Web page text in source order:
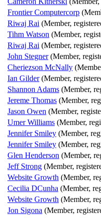
Frontier Computercorp
Riwaj Rai (Member,
Tihm Watson (Member,
Riwaj Rai (Member,
John Stegner (Member,
Cheriezson McNally
Ian Gilder (Member,
Shannon Adams (Member,
Jereme Thomas (Member,
Jason Owen (Member,
Umer Williams (Member,
Jennifer Smiley (Member,
Jennifer Smiley (Member,
Glen Henderson (Member,
Jeff Strong (Member,
Website Growth (Member,
Cecilia DCunha (Member,
Website Growth (Member,
Jon Sigona (Member,